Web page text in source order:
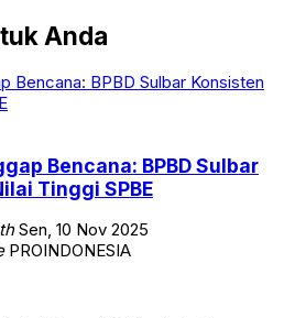
Anda
Bencana: BPBD Sulbar
Tinggi SPBE
Sen, 10 Nov 2025
PROINDONESIA